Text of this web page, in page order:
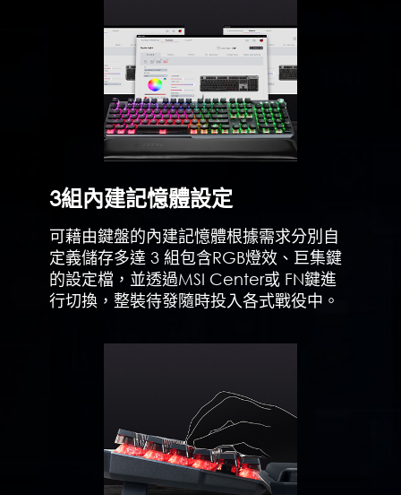
3組內建記憶體設定
可藉由鍵盤的內建記憶體根據需求分別自
定義儲存多達 3 組包含RGB燈效、巨集鍵
的設定檔，並透過MSI Center或 FN鍵進
行切換，整裝待發隨時投入各式戰役中。